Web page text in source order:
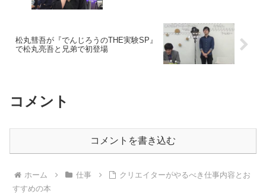
松丸彗吾が『でんじろうのTHE実験SP』
で松丸亮吾と兄弟で初登場
コメント
コメントを書き込む
ホーム 仕事
クリエイターがやるべき仕事内容とお
すすめの本